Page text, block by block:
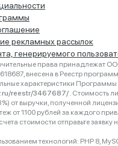
рекламных рассылок
генерируемого
права принадлежат
внесена в Реестр
характеристики Программы
reestr/3467687/ . Стоимость
от выручки, полученной
от 1100 рублей за каждого
стоимости отправьте
технологий: PHP 8,